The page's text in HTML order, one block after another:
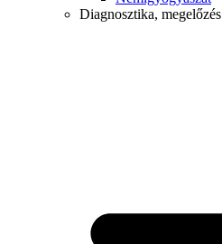
Diagnosztika, megelőzés